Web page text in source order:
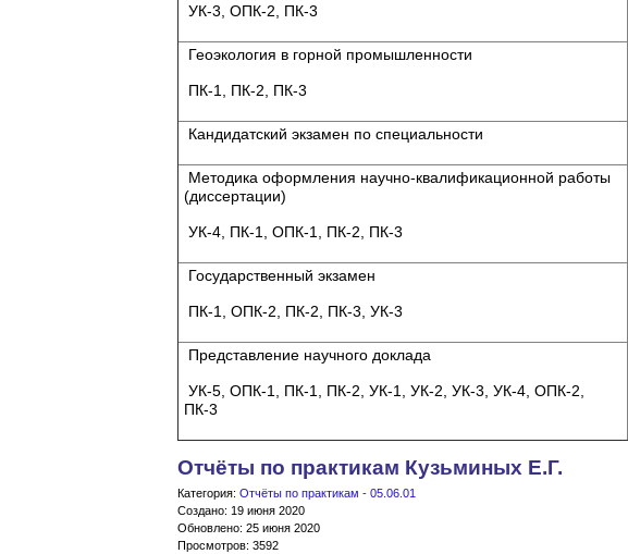
УК-3, ОПК-2, ПК-3
Геоэкология в горной промышленности
ПК-1, ПК-2, ПК-3
Кандидатский экзамен по специальности
Методика оформления научно-квалификационной работы
(диссертации)
УК-4, ПК-1, ОПК-1, ПК-2, ПК-3
Государственный экзамен
ПК-1, ОПК-2, ПК-2, ПК-3, УК-3
Представление научного доклада
УК-5, ОПК-1, ПК-1, ПК-2, УК-1, УК-2, УК-3, УК-4, ОПК-2,
ПК-3
Отчёты по практикам Кузьминых Е.Г.
Категория: Отчёты по практикам - 05.06.01
Создано: 19 июня 2020
Обновлено: 25 июня 2020
Просмотров: 3592